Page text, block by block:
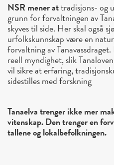
NSR mener attradisjons- og
grunn for forvaltningen av
skyves til side. Her skal også
urfolkskunnskap være en
forvaltning av
reell myndighet, slik
vil sikre at erfaring,
sidestilles med forskning
Tanaelva trenger ikke mer
vitenskap. Den trenger en
tallene og lokalbefolkningen.